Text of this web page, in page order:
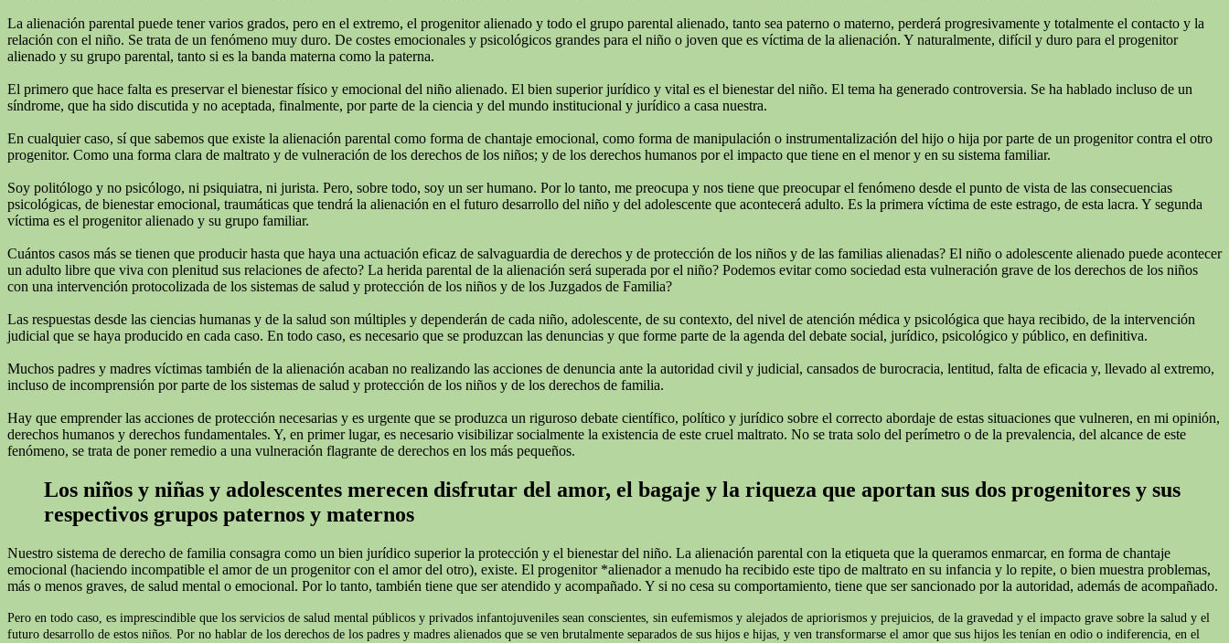
La alienación parental puede tener varios grados, pero en el extremo, el progenitor alienado y todo el grupo parental alienado, tanto sea paterno o materno, perderá progresivamente y totalmente el contacto y la
relación con el niño. Se trata de un fenómeno muy duro. De costes emocionales y psicológicos grandes para el niño o joven que es víctima de la alienación. Y naturalmente, difícil y duro para el progenitor
alienado y su grupo parental, tanto si es la banda materna como la paterna.
El primero que hace falta es preservar el bienestar físico y emocional del niño alienado. El bien superior jurídico y vital es el bienestar del niño. El tema ha generado controversia. Se ha hablado incluso de un
síndrome, que ha sido discutida y no aceptada, finalmente, por parte de la ciencia y del mundo institucional y jurídico a casa nuestra.
En cualquier caso, sí que sabemos que existe la alienación parental como forma de chantaje emocional, como forma de manipulación o instrumentalización del hijo o hija por parte de un progenitor contra el otro
progenitor. Como una forma clara de maltrato y de vulneración de los derechos de los niños; y de los derechos humanos por el impacto que tiene en el menor y en su sistema familiar.
Soy politólogo y no psicólogo, ni psiquiatra, ni jurista. Pero, sobre todo, soy un ser humano. Por lo tanto, me preocupa y nos tiene que preocupar el fenómeno desde el punto de vista de las consecuencias
psicológicas, de bienestar emocional, traumáticas que tendrá la alienación en el futuro desarrollo del niño y del adolescente que acontecerá adulto. Es la primera víctima de este estrago, de esta lacra. Y segunda
víctima es el progenitor alienado y su grupo familiar.
Cuántos casos más se tienen que producir hasta que haya una actuación eficaz de salvaguardia de derechos y de protección de los niños y de las familias alienadas? El niño o adolescente alienado puede acontecer
un adulto libre que viva con plenitud sus relaciones de afecto? La herida parental de la alienación será superada por el niño? Podemos evitar como sociedad esta vulneración grave de los derechos de los niños
con una intervención protocolizada de los sistemas de salud y protección de los niños y de los Juzgados de Familia?
Las respuestas desde las ciencias humanas y de la salud son múltiples y dependerán de cada niño, adolescente, de su contexto, del nivel de atención médica y psicológica que haya recibido, de la intervención
judicial que se haya producido en cada caso. En todo caso, es necesario que se produzcan las denuncias y que forme parte de la agenda del debate social, jurídico, psicológico y público, en definitiva.
Muchos padres y madres víctimas también de la alienación acaban no realizando las acciones de denuncia ante la autoridad civil y judicial, cansados de burocracia, lentitud, falta de eficacia y, llevado al extremo,
incluso de incomprensión por parte de los sistemas de salud y protección de los niños y de los derechos de familia.
Hay que emprender las acciones de protección necesarias y es urgente que se produzca un riguroso debate científico, político y jurídico sobre el correcto abordaje de estas situaciones que vulneren, en mi opinión,
derechos humanos y derechos fundamentales. Y, en primer lugar, es necesario visibilizar socialmente la existencia de este cruel maltrato. No se trata solo del perímetro o de la prevalencia, del alcance de este
fenómeno, se trata de poner remedio a una vulneración flagrante de derechos en los más pequeños.
Los niños y niñas y adolescentes merecen disfrutar del amor, el bagaje y la riqueza que aportan sus dos progenitores y sus
respectivos grupos paternos y maternos
Nuestro sistema de derecho de familia consagra como un bien jurídico superior la protección y el bienestar del niño. La alienación parental con la etiqueta que la queramos enmarcar, en forma de chantaje
emocional (haciendo incompatible el amor de un progenitor con el amor del otro), existe. El progenitor *alienador a menudo ha recibido este tipo de maltrato en su infancia y lo repite, o bien muestra problemas,
más o menos graves, de salud mental o emocional. Por lo tanto, también tiene que ser atendido y acompañado. Y si no cesa su comportamiento, tiene que ser sancionado por la autoridad, además de acompañado.
Pero en todo caso, es imprescindible que los servicios de salud mental públicos y privados infantojuveniles sean conscientes, sin eufemismos y alejados de apriorismos y prejuicios, de la gravedad y el impacto grave sobre la salud y el
futuro desarrollo de estos niños. Por no hablar de los derechos de los padres y madres alienados que se ven brutalmente separados de sus hijos e hijas, y ven transformarse el amor que sus hijos les tenían en odio o indiferencia, en el